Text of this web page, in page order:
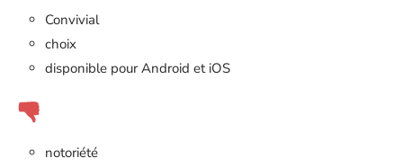
Convivial
choix
disponible pour Android et iOS
notoriété